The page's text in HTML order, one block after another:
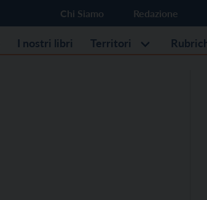
Chi Siamo Redazione
I nostri libri Territori